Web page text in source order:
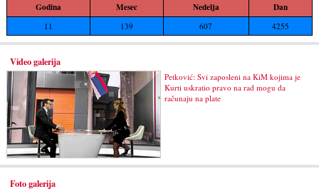
Godina Mesec Nedelja Dan
11 139 607 4255
Video galerija
Petković: Svi zaposleni na KiM kojima je
Kurti uskratio pravo na rad mogu da
računaju na plate
Foto galerija